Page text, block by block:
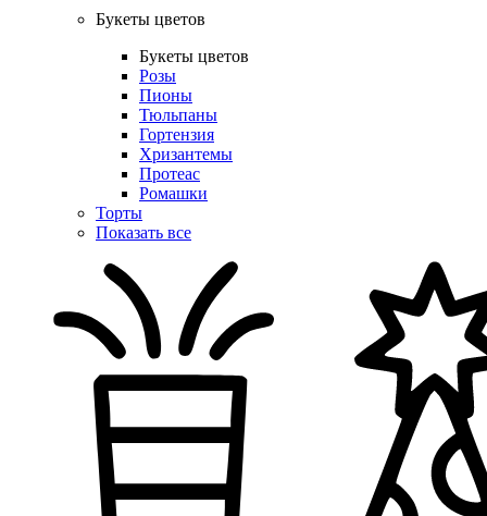
Букеты цветов
Букеты цветов
Розы
Пионы
Тюльпаны
Гортензия
Хризантемы
Протеас
Ромашки
Торты
Показать все